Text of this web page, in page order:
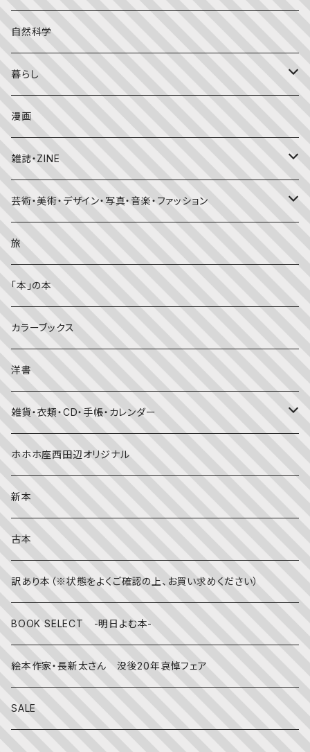
かがくのとも
チャイルドブックアップル（2・3歳～）
外国の絵本
昔話・民話
日本の昔話・民話
外国の昔話・民話
おばけ・妖怪・こわい絵本
のりもの絵本
知識の本・図鑑
理科
料理・食育
英語
しかけ絵本
児童書
大人の方に
季節・行事の絵本
春
夏
赤ちゃん（０・１・２歳向け）絵本
文字のない絵本
英語の絵本
写真絵本
評論
エッセイ・日記
海外文学
自然科学
暮らし
食・料理
住まい・インテリア
体・健康
趣味
ライフスタイル・生き方
子育て
漫画
雑誌・ZINE
雑誌
ZINE
芸術・美術・デザイン・写真・音楽・ファッション
美術・画集・図録
音楽
写真集
デザイン
ファッション
映画
伝統文化・技法
旅
「本」の本
カラーブックス
洋書
雑貨・衣類・CD・手帳・カレンダー
靴下
日記・手帳
CD
文房具
その他
ホホホ座西田辺オリジナル
新本
古本
訳あり本（※状態をよくご確認の上、お買い求めください）
BOOK SELECT -明日よむ本-
絵本作家・長新太さん 没後20年哀悼フェア
SALE